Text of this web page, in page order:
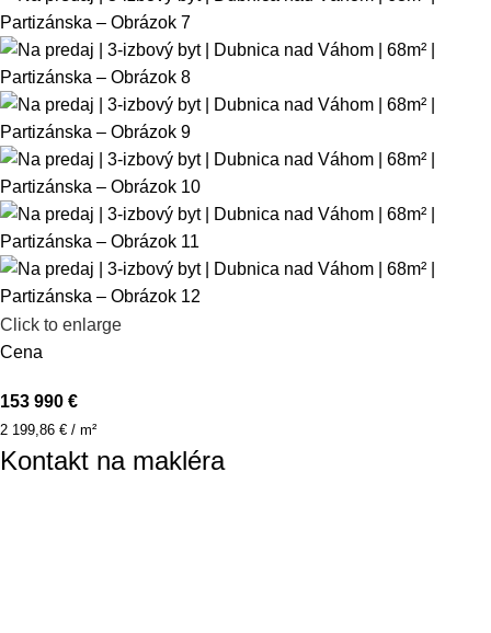
Click to enlarge
Cena
153 990 €
2 199,86 € / m²
Kontakt na makléra